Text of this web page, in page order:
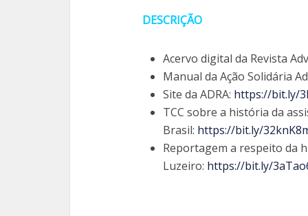
DESCRIÇÃO
Acervo digital da Revista
Manual da Ação Solidária
Site da ADRA: https://bit.ly/
TCC sobre a história da
Brasil: https://bit.ly/
Reportagem a respeito da
Luzeiro: https://bit.ly/